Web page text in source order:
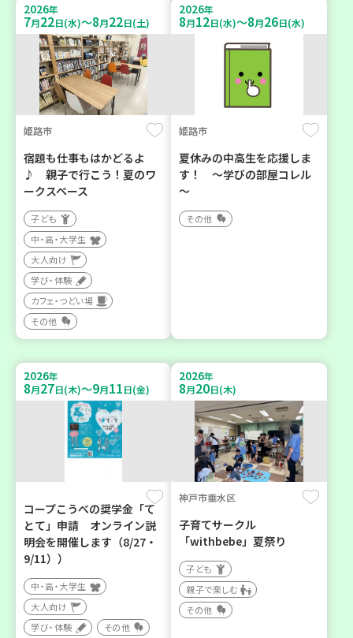
2026年
7月22日(水)～8月22日(土)
姫路市
宿題も仕事もはかどるよ
♪ 親子で行こう！夏のワ
ークスペース
子ども
中・高・大学生
大人向け
学び・体験
カフェ・つどい場
その他
2026年
8月12日(水)～8月26日(水)
姫路市
夏休みの中高生を応援しま
す！ ～学びの部屋コレル
～
その他
2026年
8月27日(木)～9月11日(金)
コープこうべの奨学金「て
とて」申請 オンライン説
明会を開催します（8/27・
9/11））
中・高・大学生
大人向け
学び・体験
その他
2026年
8月20日(木)
神戸市垂水区
子育てサークル
「withbebe」夏祭り
子ども
親子で楽しむ
その他